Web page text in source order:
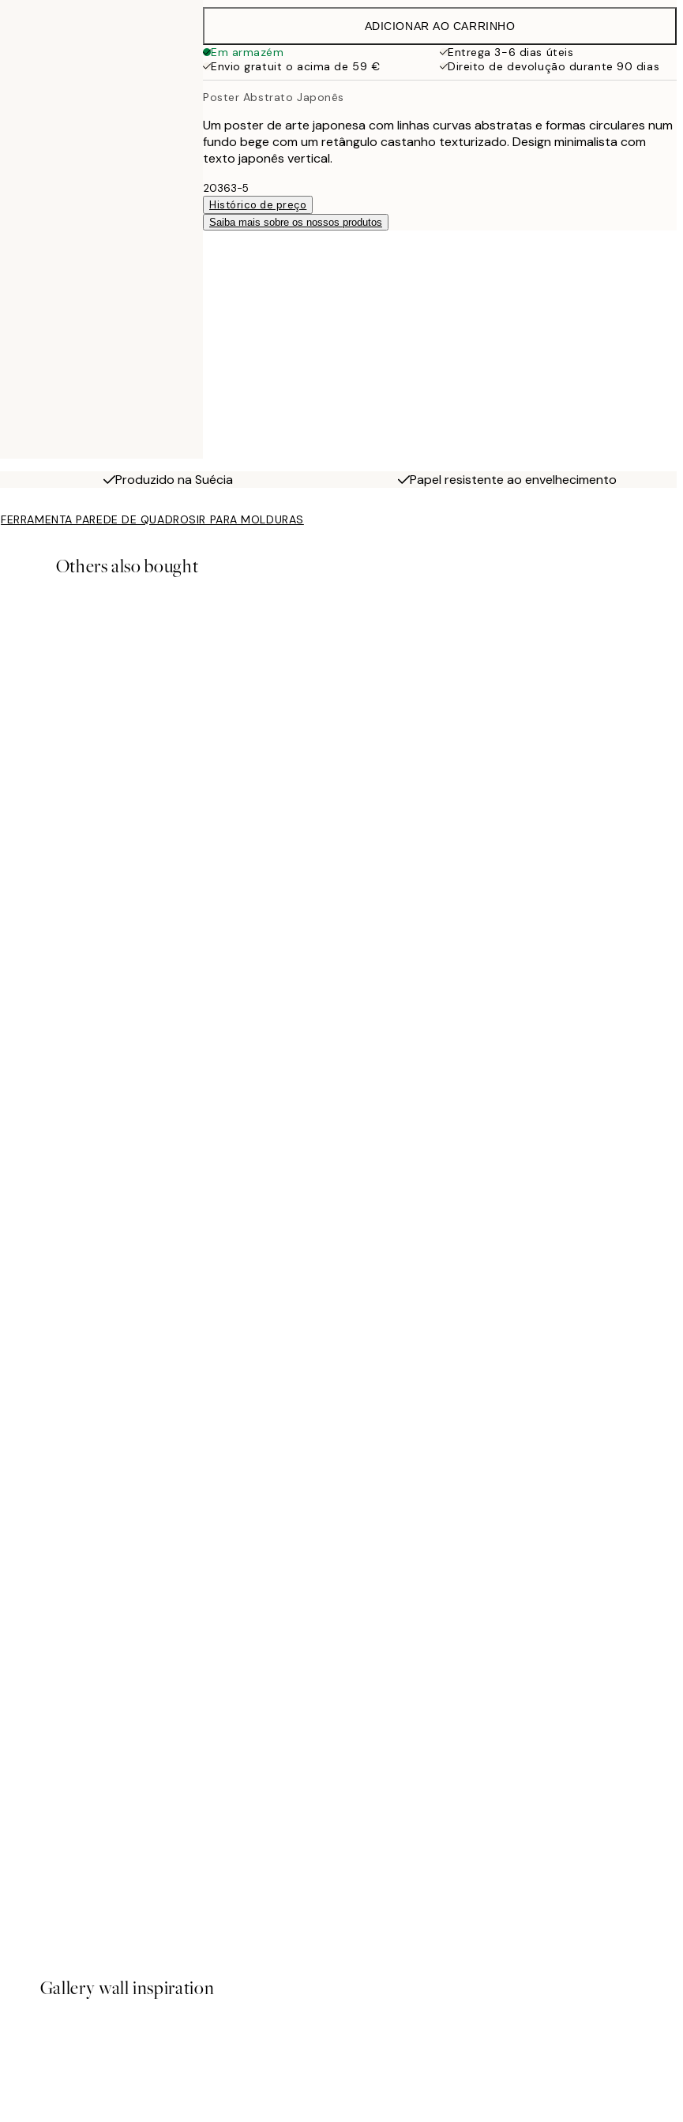
32,45 €
ADICIONAR AO CARRINHO
Em armazém
Entrega 3-6 dias úteis
Envio gratuit o acima de 59 €
Direito de devolução durante 90 dias
Poster Abstrato Japonês
Um poster de arte japonesa com linhas curvas abstratas e formas circulares num
fundo bege com um retângulo castanho texturizado. Design minimalista com
texto japonês vertical.
20363-5
Histórico de preço
Saiba mais sobre os nossos produtos
Produzido na Suécia Papel resistente ao envelhecimento
FERRAMENTA PAREDE DE QUADROSIR PARA MOLDURAS
Others also bought
Gallery wall inspiration